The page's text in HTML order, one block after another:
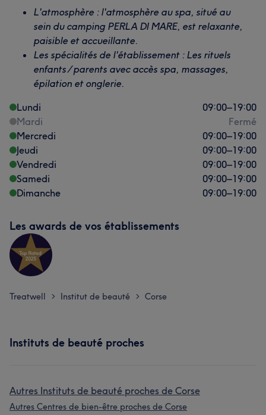
L'atmosphère : l'atmosphère au spa, situé au
sein du camping PERLA DI MARE, est relaxante,
paisible et accueillante.
Les spécialités de l'établissement : Les rituels
enfants / parents avec accès spa, massages,
épilation et onglerie.
Lundi
09:00–19:00
Mardi
Fermé
Mercredi
09:00–19:00
Jeudi
09:00–19:00
Vendredi
09:00–19:00
Samedi
09:00–19:00
Dimanche
09:00–19:00
Les awards de vos établissements
Treatwell > Institut de beauté > Corse
Instituts de beauté proches
Autres Instituts de beauté proches de Corse
Autres Centres de bien-être proches de Corse